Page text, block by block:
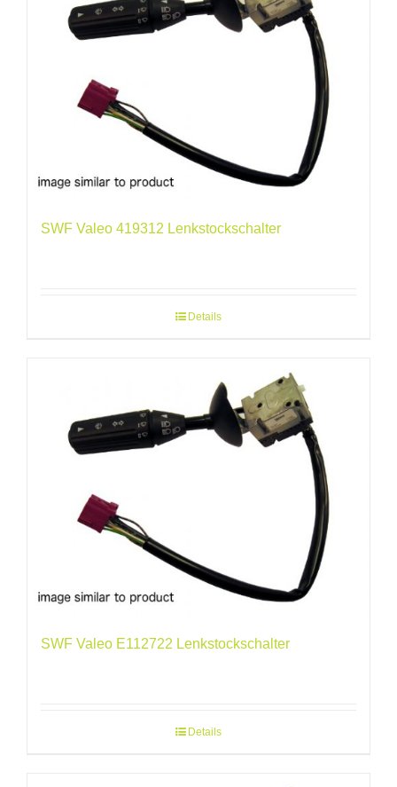
SWF Valeo 419312 Lenkstockschalter
Details
SWF Valeo E112722 Lenkstockschalter
Details